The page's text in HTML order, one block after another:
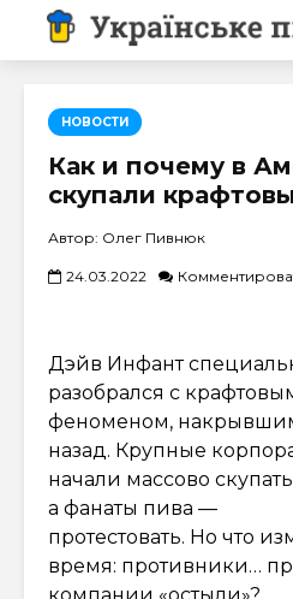
НОВОСТИ
Как и почему в
скупали
Автор: Олег Пивнюк
24.03.2022
Дэйв Инфант
разобрался с
феноменом,
назад. Крупные
начали массово
а фанаты пива —
протестовать. Но что
время: противники…